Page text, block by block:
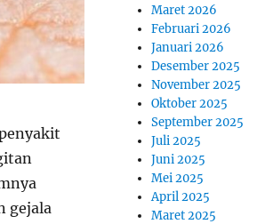
gejala
Maret 2026
Februari 2026
Januari 2026
Desember 2025
November 2025
Oktober 2025
September 2025
Juli 2025
Juni 2025
Mei 2025
April 2025
Maret 2025